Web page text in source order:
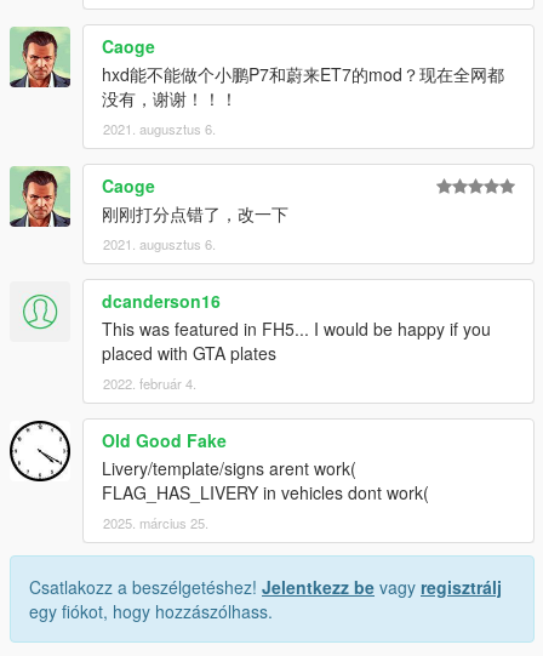
Caoge
hxd能不能做个小鹏P7和蔚来ET7的mod？现在全网都
没有，谢谢！！！
2021. augusztus 6.
Caoge
刚刚打分点错了，改一下
2021. augusztus 6.
dcanderson16
This was featured in FH5... I would be happy if you
placed with GTA plates
2022. február 4.
Old Good Fake
Livery/template/signs arent work(
FLAG_HAS_LIVERY in vehicles dont work(
2025. március 25.
Csatlakozz a beszélgetéshez! Jelentkezz be vagy regisztrálj
egy fiókot, hogy hozzászólhass.